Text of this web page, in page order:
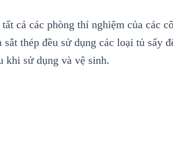
cả các phòng thí nghiệm của các
thép đều sử dụng các loại tủ sấy
khi sử dụng và vệ sinh.